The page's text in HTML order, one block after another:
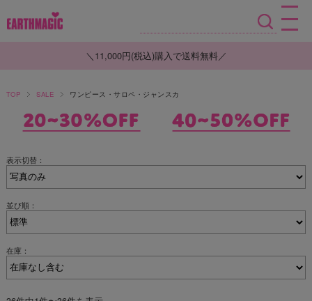
＼11,000円(税込)購入で送料無料／
TOP SALE ワンピース・サロペ・ジャンスカ
表示切替：
並び順：
在庫：